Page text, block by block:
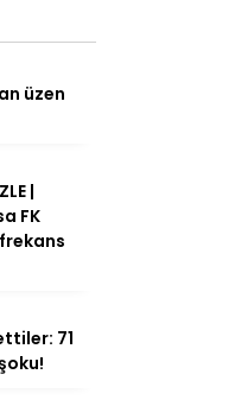
üzen
|
FK
frekans
71